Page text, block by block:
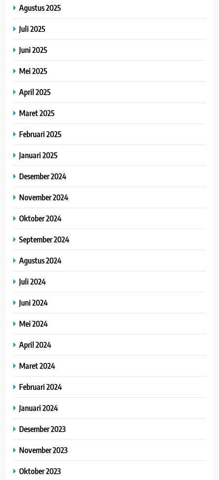
Agustus 2025
Juli 2025
Juni 2025
Mei 2025
April 2025
Maret 2025
Februari 2025
Januari 2025
Desember 2024
November 2024
Oktober 2024
September 2024
Agustus 2024
Juli 2024
Juni 2024
Mei 2024
April 2024
Maret 2024
Februari 2024
Januari 2024
Desember 2023
November 2023
Oktober 2023